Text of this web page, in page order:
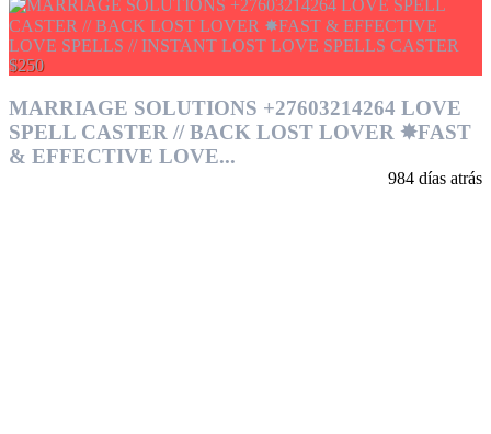
$250
MARRIAGE SOLUTIONS +27603214264 LOVE
SPELL CASTER // BACK LOST LOVER ✸FAST
& EFFECTIVE LOVE...
984 días atrás